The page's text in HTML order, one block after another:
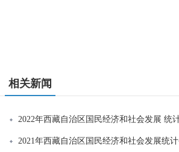
相关新闻
2022年西藏自治区国民经济和社会发展 统
2021年西藏自治区国民经济和社会发展统